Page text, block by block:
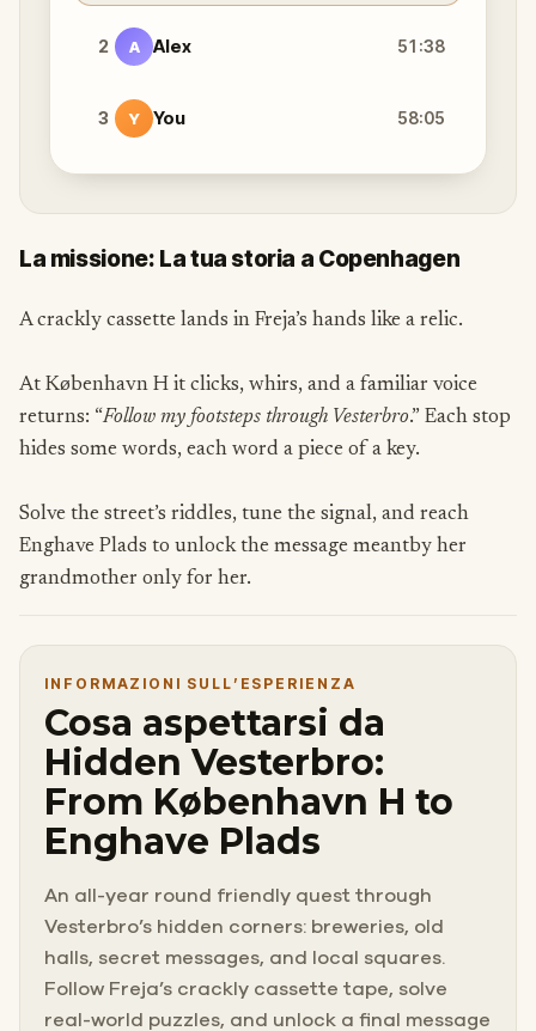
2 A Alex 51:38
3 Y You 58:05
La missione: La tua storia a Copenhagen
A crackly cassette lands in Freja’s hands like a relic.
At København H it clicks, whirs, and a familiar voice
returns: “Follow my footsteps through Vesterbro.” Each stop
hides some words, each word a piece of a key.
Solve the street’s riddles, tune the signal, and reach
Enghave Plads to unlock the message meantby her
grandmother only for her.
INFORMAZIONI SULL’ESPERIENZA
Cosa aspettarsi da
Hidden Vesterbro:
From København H to
Enghave Plads
An all-year round friendly quest through
Vesterbro’s hidden corners: breweries, old
halls, secret messages, and local squares.
Follow Freja’s crackly cassette tape, solve
real-world puzzles, and unlock a final message